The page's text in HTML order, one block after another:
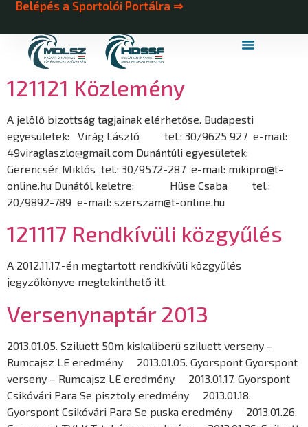
Belépés a Sportolói Portálra ⇒
121121 Közlemény
A jelölő bizottság tagjainak elérhetőse. Budapesti
egyesületek: Virág László tel.: 30/9625 927 e-mail:
49viraglaszlo@gmail.com Dunántúli egyesületek:
Gerencsér Miklós tel.: 30/9572-287 e-mail: mikipro@t-
online.hu Dunától keletre: Hüse Csaba tel.:
20/9892-789 e-mail: szerszam@t-online.hu
121117 Rendkívüli közgyűlés
A 2012.11.17.-én megtartott rendkívüli közgyűlés
jegyzőkönyve megtekinthető itt.
Versenynaptár 2013
2013.01.05. Sziluett 50m kiskaliberü sziluett verseny –
Rumcajsz LE eredmény 2013.01.05. Gyorspont Gyorspont
verseny – Rumcajsz LE eredmény 2013.01.17. Gyorspont
Csikóvári Para Se pisztoly eredmény 2013.01.18.
Gyorspont Csikóvári Para Se puska eredmény 2013.01.26.